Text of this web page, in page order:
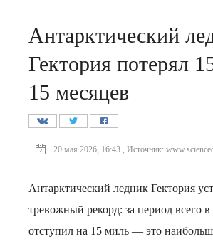
Антарктический
Гектория потерял
15 месяцев
20 мая 2026, 16:43 , Источник:
Антарктический ледник Гектория
тревожный рекорд: за период всего
отступил на 15 миль — это